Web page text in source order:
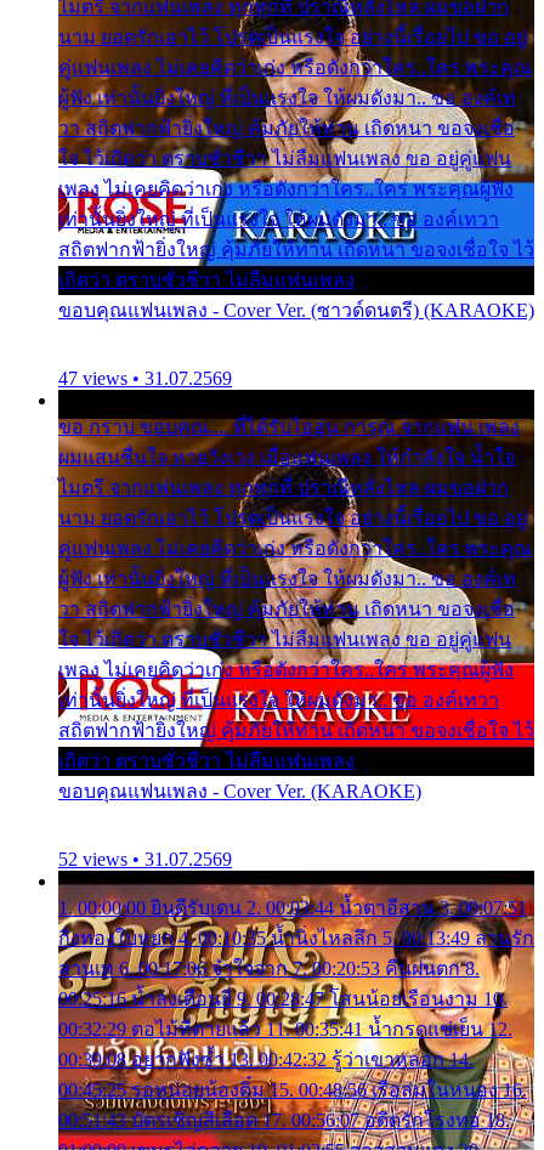
ไมตรี จากแฟนเพลง ทุกทุกที่ ปราณีหลั่งไหล ผมขอฝาก
นาม ยอดรักเอาไว้ โปรดเป็นแรงใจ อย่างนี้เรื่อยไป ขอ อยู่
คู่แฟนเพลง ไม่เคยคิดว่าเก่ง หรือดังกว่าใคร..ใคร พระคุณ
ผู้ฟัง เท่านั้นยิ่งใหญ่ ที่เป็นแรงใจ ให้ผมดังมา.. ขอ องค์เท
วา สถิตฟากฟ้ายิ่งใหญ่ คุ้มภัยให้ท่าน เถิดหนา ขอจงเชื่อ
ใจ ไว้เถิดว่า ตราบชั่วชีวา ไม่ลืมแฟนเพลง ขอ อยู่คู่แฟน
เพลง ไม่เคยคิดว่าเก่ง หรือดังกว่าใคร..ใคร พระคุณผู้ฟัง
เท่านั้นยิ่งใหญ่ ที่เป็นแรงใจ ให้ผมดังมา.. ขอ องค์เทวา
สถิตฟากฟ้ายิ่งใหญ่ คุ้มภัยให้ท่าน เถิดหนา ขอจงเชื่อใจ ไว้
เถิดว่า ตราบชั่วชีวา ไม่ลืมแฟนเพลง
ขอบคุณแฟนเพลง - Cover Ver. (ซาวด์ดนตรี) (KARAOKE)
47 views • 31.07.2569
ขอ กราบ ขอบคุณ.... ที่ได้รับไออุ่น การุณ จากแฟน เพลง
ผมแสนชื่นใจ หายวังเวง เมื่อแฟนเพลง ให้กำลังใจ น้ำใจ
ไมตรี จากแฟนเพลง ทุกทุกที่ ปราณีหลั่งไหล ผมขอฝาก
นาม ยอดรักเอาไว้ โปรดเป็นแรงใจ อย่างนี้เรื่อยไป ขอ อยู่
คู่แฟนเพลง ไม่เคยคิดว่าเก่ง หรือดังกว่าใคร..ใคร พระคุณ
ผู้ฟัง เท่านั้นยิ่งใหญ่ ที่เป็นแรงใจ ให้ผมดังมา.. ขอ องค์เท
วา สถิตฟากฟ้ายิ่งใหญ่ คุ้มภัยให้ท่าน เถิดหนา ขอจงเชื่อ
ใจ ไว้เถิดว่า ตราบชั่วชีวา ไม่ลืมแฟนเพลง ขอ อยู่คู่แฟน
เพลง ไม่เคยคิดว่าเก่ง หรือดังกว่าใคร..ใคร พระคุณผู้ฟัง
เท่านั้นยิ่งใหญ่ ที่เป็นแรงใจ ให้ผมดังมา.. ขอ องค์เทวา
สถิตฟากฟ้ายิ่งใหญ่ คุ้มภัยให้ท่าน เถิดหนา ขอจงเชื่อใจ ไว้
เถิดว่า ตราบชั่วชีวา ไม่ลืมแฟนเพลง
ขอบคุณแฟนเพลง - Cover Ver. (KARAOKE)
52 views • 31.07.2569
1. 00:00:00 ยินดีรับเดน 2. 00:03:44 น้ำตาอีสาน 3. 00:07:51
กิ่งทองใบหยก 4. 00:10:35 น้ำนิ่งไหลลึก 5. 00:13:49 ลานรัก
ลานเท 6. 00:17:06 จำใจจาก 7. 00:20:53 คืนฝนตก 8.
00:25:16 น้ำลงเดือนยี่ 9. 00:28:47 โสนน้อยเรือนงาม 10.
00:32:29 ตอไม้ที่ตายแล้ว 11. 00:35:41 น้ำกรดแช่เย็น 12.
00:39:08 อยากฟังซ้ำ 13. 00:42:32 รู้ว่าเขาหลอก 14.
00:45:25 รอหน่อยน้องติ๋ม 15. 00:48:56 เรือล่มในหนอง 16.
00:51:43 บัตรเชิญสีเลือด 17. 00:56:07 อดีตรักโรงทอ 18.